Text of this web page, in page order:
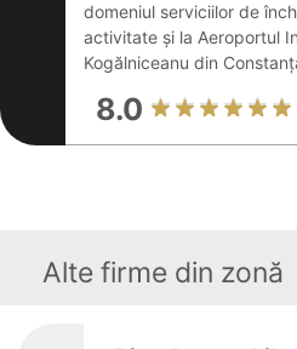
domeniul serviciilor de
activitate și la Aeroportul
Kogălniceanu din
8.0
Alte firme din zonă